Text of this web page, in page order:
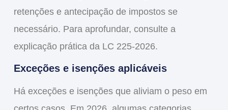
retenções e antecipação de impostos se
necessário. Para aprofundar, consulte a
explicação prática da LC 225-2026.
Exceções e isenções aplicáveis
Há exceções e isenções que aliviam o peso em